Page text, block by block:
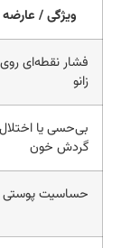
ویژگی / عارضه
فشار نقطه‌ای روی
بی‌حسی یا اختلال
گردش خون
حساسیت پوستی